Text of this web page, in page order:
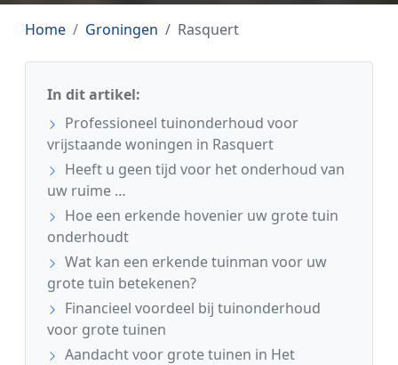
Home Groningen Rasquert
In dit artikel:
Professioneel tuinonderhoud voor
vrijstaande woningen in Rasquert
Heeft u geen tijd voor het onderhoud van
uw ruime …
Hoe een erkende hovenier uw grote tuin
onderhoudt
Wat kan een erkende tuinman voor uw
grote tuin betekenen?
Financieel voordeel bij tuinonderhoud
voor grote tuinen
Aandacht voor grote tuinen in Het